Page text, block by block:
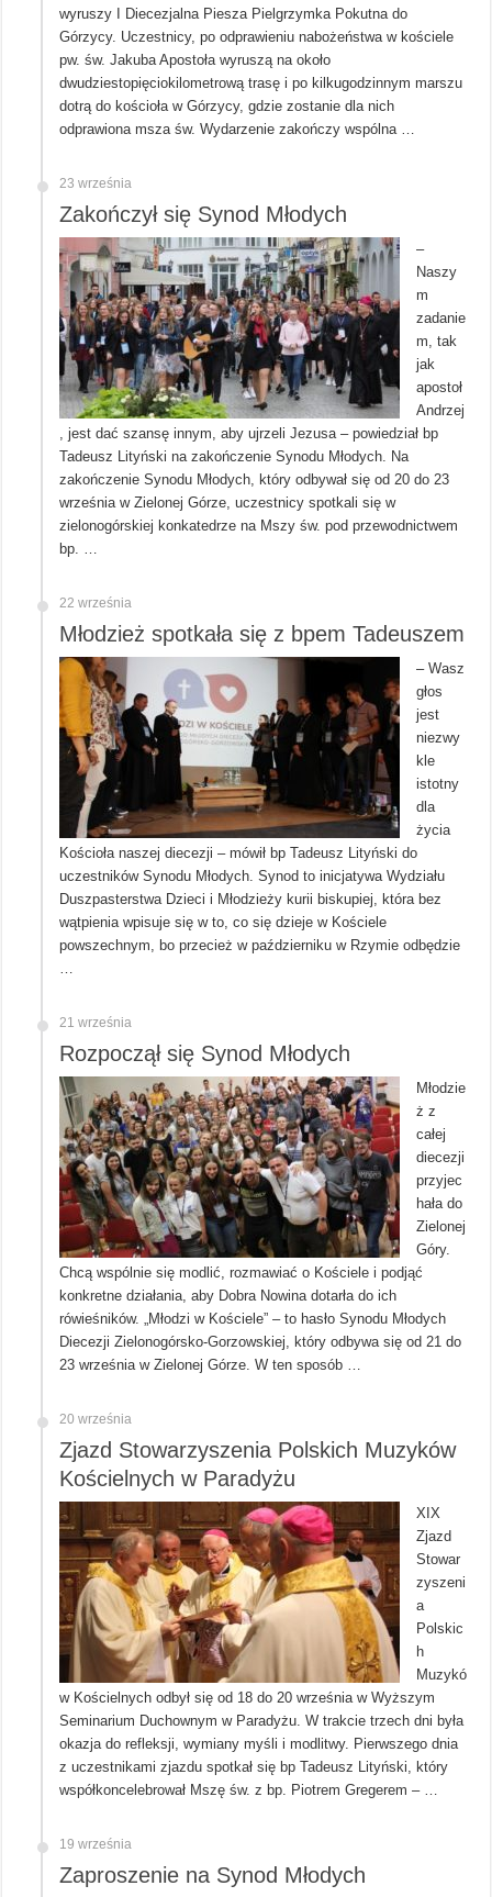
wyruszy I Diecezjalna Piesza Pielgrzymka Pokutna do
Górzycy. Uczestnicy, po odprawieniu nabożeństwa w kościele
pw. św. Jakuba Apostoła wyruszą na około
dwudziestopięciokilometrową trasę i po kilkugodzinnym marszu
dotrą do kościoła w Górzycy, gdzie zostanie dla nich
odprawiona msza św. Wydarzenie zakończy wspólna …
23 września
Zakończył się Synod Młodych
–
Naszy
m
zadanie
m, tak
jak
apostoł
Andrzej
, jest dać szansę innym, aby ujrzeli Jezusa – powiedział bp
Tadeusz Lityński na zakończenie Synodu Młodych. Na
zakończenie Synodu Młodych, który odbywał się od 20 do 23
września w Zielonej Górze, uczestnicy spotkali się w
zielonogórskiej konkatedrze na Mszy św. pod przewodnictwem
bp. …
22 września
Młodzież spotkała się z bpem Tadeuszem
– Wasz
głos
jest
niezwy
kle
istotny
dla
życia
Kościoła naszej diecezji – mówił bp Tadeusz Lityński do
uczestników Synodu Młodych. Synod to inicjatywa Wydziału
Duszpasterstwa Dzieci i Młodzieży kurii biskupiej, która bez
wątpienia wpisuje się w to, co się dzieje w Kościele
powszechnym, bo przecież w październiku w Rzymie odbędzie
21 września
Rozpoczął się Synod Młodych
Młodzie
ż z
całej
diecezji
przyjec
hała do
Zielonej
Góry.
Chcą wspólnie się modlić, rozmawiać o Kościele i podjąć
konkretne działania, aby Dobra Nowina dotarła do ich
rówieśników. „Młodzi w Kościele” – to hasło Synodu Młodych
Diecezji Zielonogórsko-Gorzowskiej, który odbywa się od 21 do
23 września w Zielonej Górze. W ten sposób …
20 września
Zjazd Stowarzyszenia Polskich Muzyków
Kościelnych w Paradyżu
XIX
Zjazd
Stowar
zyszeni
a
Polskic
h
Muzykó
w Kościelnych odbył się od 18 do 20 września w Wyższym
Seminarium Duchownym w Paradyżu. W trakcie trzech dni była
okazja do refleksji, wymiany myśli i modlitwy. Pierwszego dnia
z uczestnikami zjazdu spotkał się bp Tadeusz Lityński, który
współkoncelebrował Mszę św. z bp. Piotrem Gregerem – …
19 września
Zaproszenie na Synod Młodych